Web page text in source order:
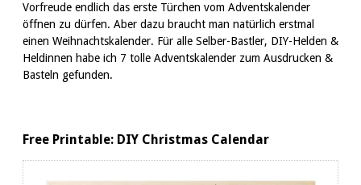
Vorfreude endlich das erste Türchen vom Adventskalender
öffnen zu dürfen. Aber dazu braucht man natürlich erstmal
einen Weihnachtskalender. Für alle Selber-Bastler, DIY-Helden &
Heldinnen habe ich 7 tolle Adventskalender zum Ausdrucken &
Basteln gefunden.
Free Printable: DIY Christmas Calendar